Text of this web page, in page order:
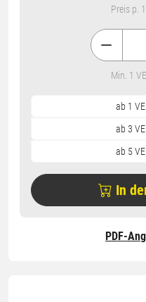
Preis p.
ab 1 VE
ab 3 VE
ab 5 VE
Min. 1
In
PDF-